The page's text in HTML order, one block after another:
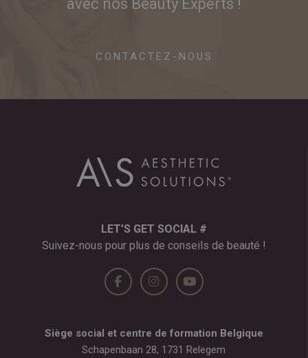
avec nos Beauty Experts !
CONTACTEZ-NOUS
LET’S GET SOCIAL #
Suivez-nous pour plus de conseils de beauté !
Siège social et centre de formation Belgique
Schapenbaan 28, 1731 Relegem